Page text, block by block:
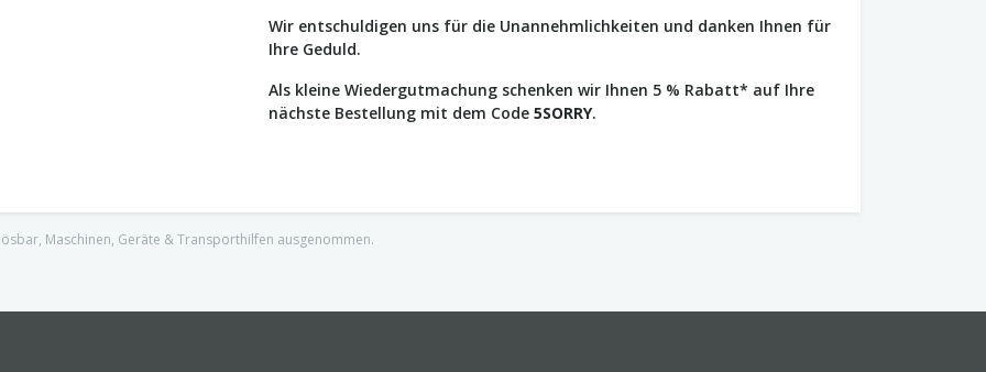
Wir entschuldigen uns für die Unannehmlichkeiten und danken Ihnen für
Ihre Geduld.
Als kleine Wiedergutmachung schenken wir Ihnen 5 % Rabatt* auf Ihre
nächste Bestellung mit dem Code 5SORRY.
Maschinen, Geräte & Transporthilfen ausgenommen.